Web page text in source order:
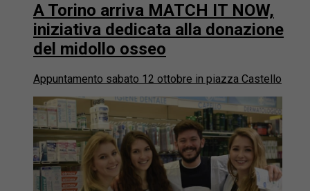
A Torino arriva MATCH IT NOW,
iniziativa dedicata alla donazione
del midollo osseo
Appuntamento sabato 12 ottobre in piazza Castello